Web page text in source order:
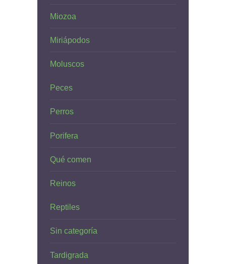
Miozoa
Miriápodos
Moluscos
Peces
Perros
Porifera
Qué comen
Reinos
Reptiles
Sin categoría
Tardigrada